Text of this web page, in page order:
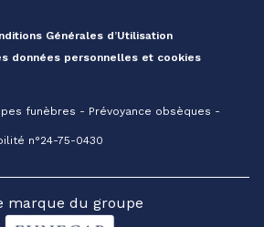
Générales d’Utilisation
données personnelles et cookies
funèbres - Prévoyance obsèques -
n°24-75-0430
marque du groupe